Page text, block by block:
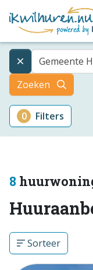
Gemeente
Zoeken
0 Filters
8
Sorteer